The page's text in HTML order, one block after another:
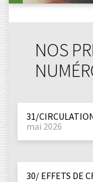
NOS
31/
mai 2026
30/ EFFETS DE